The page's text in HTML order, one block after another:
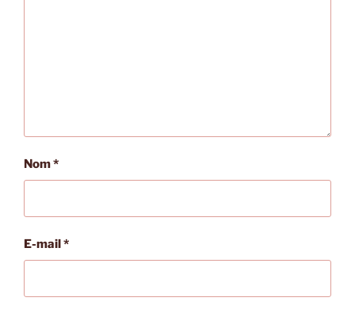
Nom*
E-mail *